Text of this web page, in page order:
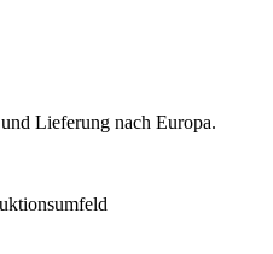
Lieferung nach Europa.